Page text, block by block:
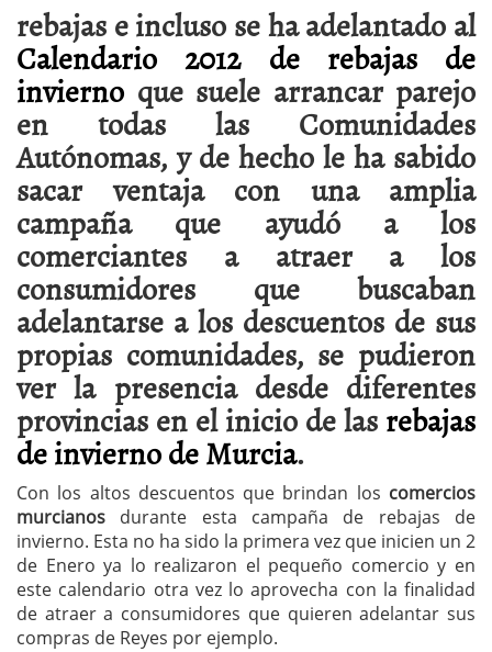
rebajas e incluso se ha adelantado al
Calendario 2012 de rebajas de
invierno que suele arrancar parejo
en todas las Comunidades
Autónomas, y de hecho le ha sabido
sacar ventaja con una amplia
campaña que ayudó a los
comerciantes a atraer a los
consumidores que buscaban
adelantarse a los descuentos de sus
propias comunidades, se pudieron
ver la presencia desde diferentes
provincias en el inicio de lasrebajas
de invierno de Murcia.
Con los altos descuentos que brindan los comercios
murcianos durante esta campaña de rebajas de
invierno. Esta no ha sido la primera vez que inicien un 2
de Enero ya lo realizaron el pequeño comercio y en
este calendario otra vez lo aprovecha con la finalidad
de atraer a consumidores que quieren adelantar sus
compras de Reyes por ejemplo.